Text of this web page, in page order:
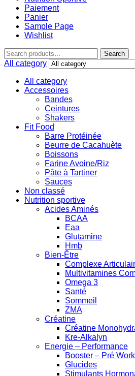
Paiement
Panier
Sample Page
Wishlist
Search
All category
All category
Accessoires
Bandes
Ceintures
Shakers
Fit Food
Barre Protéinée
Beurre de Cacahuète
Boissons
Farine Avoine/Riz
Pâte à Tartiner
Sauces
Non classé
Nutrition sportive
Acides Aminés
BCAA
Eaa
Glutamine
Hmb
Bien-Être
Complexe
Multivitamines
Omega 3
Santé
Sommeil
ZMA
Créatine
Créatine
Kre-Alkalyn
Energie – Performance
Booster – Pré
Glucides
Stimulants